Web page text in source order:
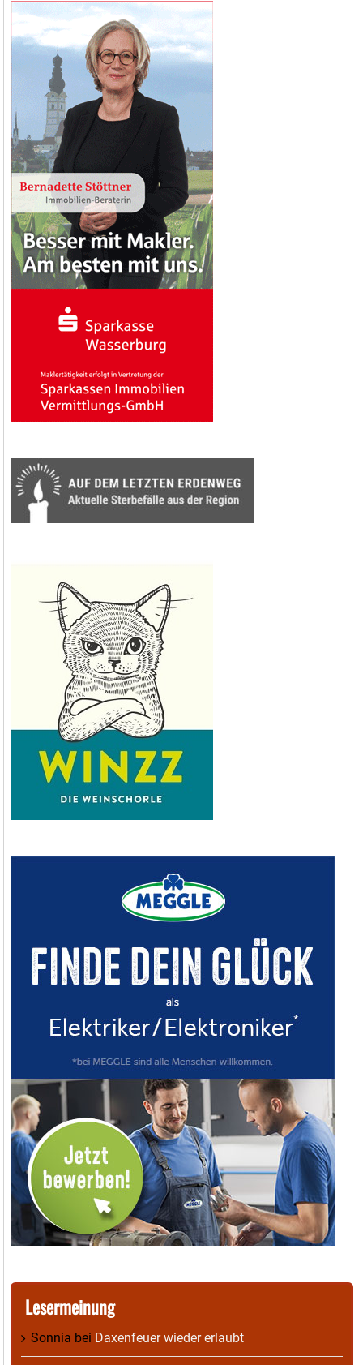
Lesermeinung
Sonnia bei Daxenfeuer wieder erlaubt